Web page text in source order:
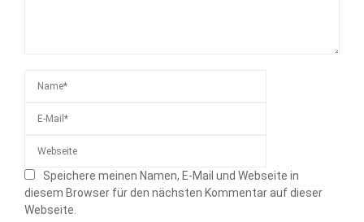
Speichere meinen Namen, E-Mail und Webseite in
diesem Browser für den nächsten Kommentar auf dieser
Webseite.